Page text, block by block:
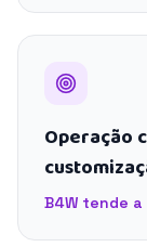
Operação
B4W tende